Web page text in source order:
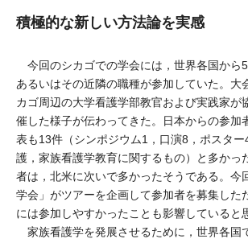
積極的な新しい方法論を実感
今回のシカゴでの学会には，世界各国から
あるいはその近隣の職種が参加していた。大
カゴ周辺の大学看護学部教官および実践家が
催した様子が伝わってきた。日本からの参加
表も13件（シンポジウム1，口演8，ポスタ
護，家族看護学教育に関するもの）と多かっ
者は，北米に次いで多かったそうである。今
学会」がツアーを企画して参加者を募集した
には参加しやすかったことも影響していると
家族看護学を発展させるために，世界各国